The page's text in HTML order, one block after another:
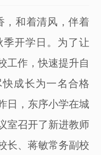
，和着清风，伴着
季开学日。为了让
工作，快速提升自
成长为一名合格
日，东序小学在城
室召开了新进教师
长、蒋敏常务副校